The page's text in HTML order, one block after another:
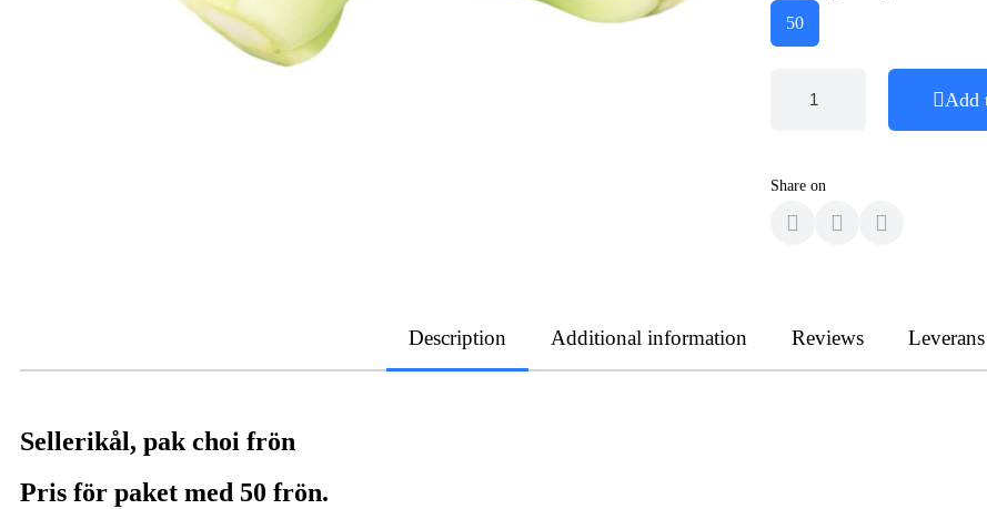
50
Add
Share on
Description Additional information Reviews
Sellerikål, pak choi frön
Pris för paket med 50 frön.